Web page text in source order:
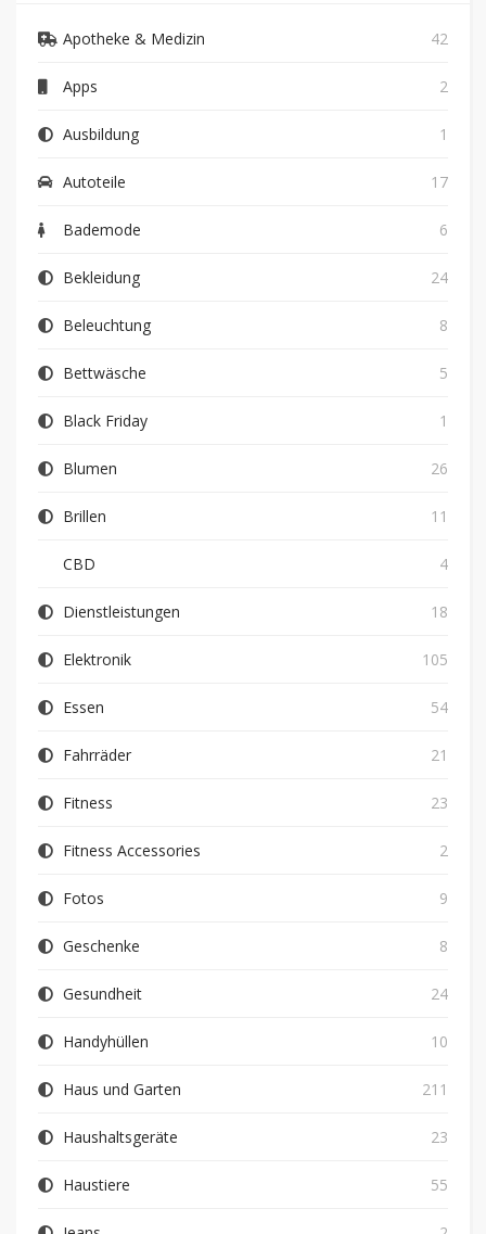
Apotheke & Medizin 42
Apps 2
Ausbildung 1
Autoteile 17
Bademode 6
Bekleidung 24
Beleuchtung 8
Bettwäsche 5
Black Friday 1
Blumen 26
Brillen 11
CBD 4
Dienstleistungen 18
Elektronik 105
Essen 54
Fahrräder 21
Fitness 23
Fitness Accessories 2
Fotos 9
Geschenke 8
Gesundheit 24
Handyhüllen 10
Haus und Garten 211
Haushaltsgeräte 23
Haustiere 55